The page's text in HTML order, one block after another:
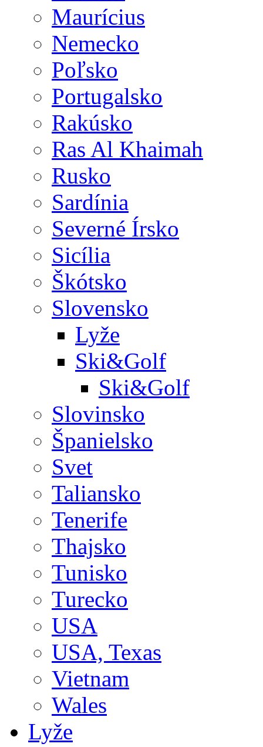
Maurícius
Nemecko
Poľsko
Portugalsko
Rakúsko
Ras Al Khaimah
Rusko
Sardínia
Severné Írsko
Sicília
Škótsko
Slovensko
Lyže
Ski&Golf
Ski&Golf
Slovinsko
Španielsko
Svet
Taliansko
Tenerife
Thajsko
Tunisko
Turecko
USA
USA, Texas
Vietnam
Wales
Lyže